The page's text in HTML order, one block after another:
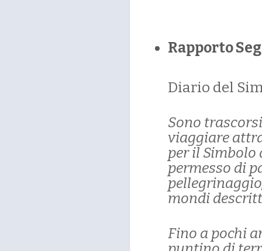
Rapporto
Diario del
Sono
viaggiare
per il Simbolo
permesso di
mondi
Fino a pochi